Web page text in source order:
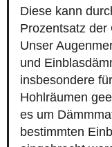
Diese kann
Prozentsatz der
Unser
und
insbesondere
Hohlräumen
es um
bestimmten